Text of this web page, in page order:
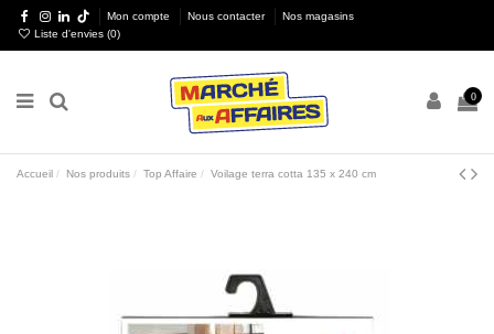
Mon compte Nous contacter
Nos magasins
Liste d'envies (0)
0
Accueil Nos produits Top Affaire Voilage terra cotta 135 x 240 cm